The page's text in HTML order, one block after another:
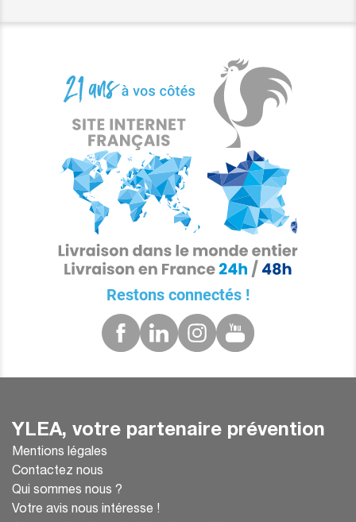
Restons connectés !
YLEA, votre partenaire prévention
Mentions légales
Contactez nous
Qui sommes nous ?
Votre avis nous intéresse !